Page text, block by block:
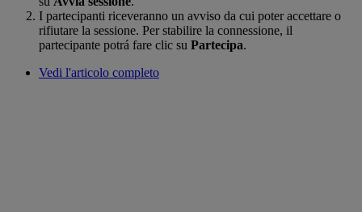
I partecipanti riceveranno un avviso da cui poter accettare o
rifiutare la sessione. Per stabilire la connessione, il
partecipante potrá fare clic su Partecipa.
Vedi l'articolo completo